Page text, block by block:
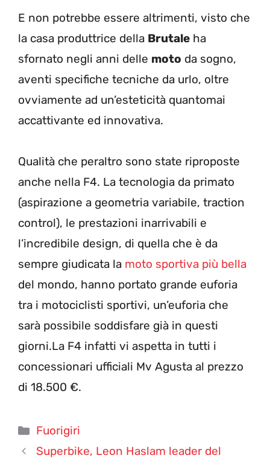
E non potrebbe essere altrimenti, visto che
la casa produttrice della Brutale ha
sfornato negli anni delle moto da sogno,
aventi specifiche tecniche da urlo, oltre
ovviamente ad un’esteticità quantomai
accattivante ed innovativa.
Qualità che peraltro sono state riproposte
anche nella F4. La tecnologia da primato
(aspirazione a geometria variabile, traction
control), le prestazioni inarrivabili e
l’incredibile design, di quella che è da
sempre giudicata la moto sportiva più bella
del mondo, hanno portato grande euforia
tra i motociclisti sportivi, un’euforia che
sarà possibile soddisfare già in questi
giorni.La F4 infatti vi aspetta in tutti i
concessionari ufficiali Mv Agusta al prezzo
di 18.500 €.
Categorie
Fuorigiri
Superbike, Leon Haslam leader del